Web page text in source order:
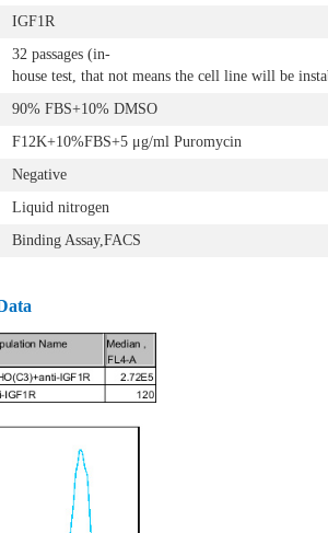
IGF1R
32 passages (in-
house test, that not means the cell line will be
90% FBS+10% DMSO
F12K+10%FBS+5 μg/ml Puromycin
Negative
Liquid nitrogen
Binding Assay,FACS